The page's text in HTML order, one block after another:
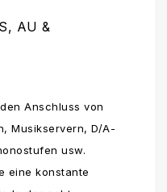
AU &
Anschluss von
Musikservern, D/A-
usw.
eine konstante